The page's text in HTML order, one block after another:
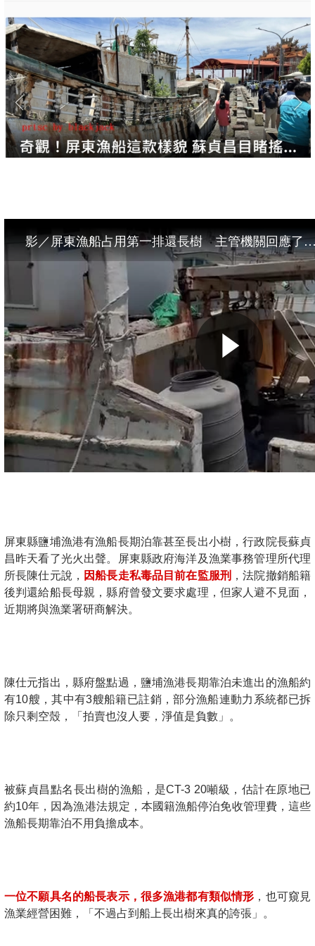
屏東縣鹽埔漁港有漁船長期泊靠甚至長出小樹，行政院長蘇貞
昌昨天看了光火出聲。屏東縣政府海洋及漁業事務管理所代理
所長陳仕元說， 因船長走私毒品目前在監服刑 ，法院撤銷船籍
後判還給船長母親，縣府曾發文要求處理，但家人避不見面，
近期將與漁業署研商解決。
陳仕元指出，縣府盤點過，鹽埔漁港長期靠泊未進出的漁船約
有10艘，其中有3艘船籍已註銷，部分漁船連動力系統都已拆
除只剩空殼，「拍賣也沒人要，淨值是負數」。
被蘇貞昌點名長出樹的漁船，是CT-3 20噸級，估計在原地已
約10年，因為漁港法規定，本國籍漁船停泊免收管理費，這些
漁船長期靠泊不用負擔成本。
一位不願具名的船長表示，很多漁港都有類似情形 ，也可窺見
漁業經營困難，「不過占到船上長出樹來真的誇張」。